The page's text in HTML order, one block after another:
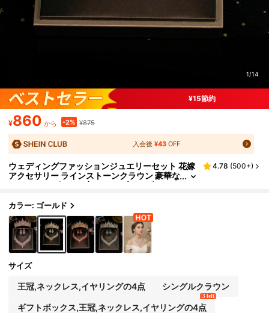
1/14
¥15節約
¥860 から -2% ¥875
入会後¥43 OFF
ウェディングファッションジュエリーセット 花嫁
アクセサリー ラインストーンクラウン 豪華な
ネックレス ピアス 4点セット ブライダルドレ
用
4.78 (500+)
カラー: ゴールド
サイズ
王冠,ネックレス,イヤリングの4点 シングルクラウン
ギフトボックス,王冠,ネックレス,イヤリングの4点
3 left